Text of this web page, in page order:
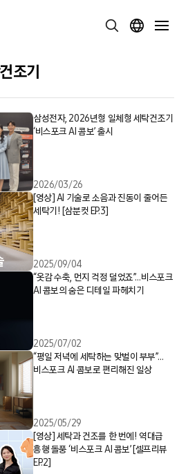
조기
삼성전자, 2026년형 일체형 세탁건조기
‘비스포크 AI 콤보’ 출시
2026/03/26
[영상] AI 기술로 소음과 진동이 줄어든
세탁기! [삼분컷 EP.3]
2025/09/04
“옷감 수축, 먼지 걱정 덜었죠”…비스포크
AI 콤보의 숨은 디테일 파헤치기
2025/07/02
“평일 저녁에 세탁하는 맞벌이 부부”…
비스포크 AI 콤보로 편리해진 일상
2025/05/29
[영상] 세탁과 건조를 한 번에! 역대급
흥행 돌풍 ‘비스포크 AI 콤보’ [셀프리뷰
EP.2]